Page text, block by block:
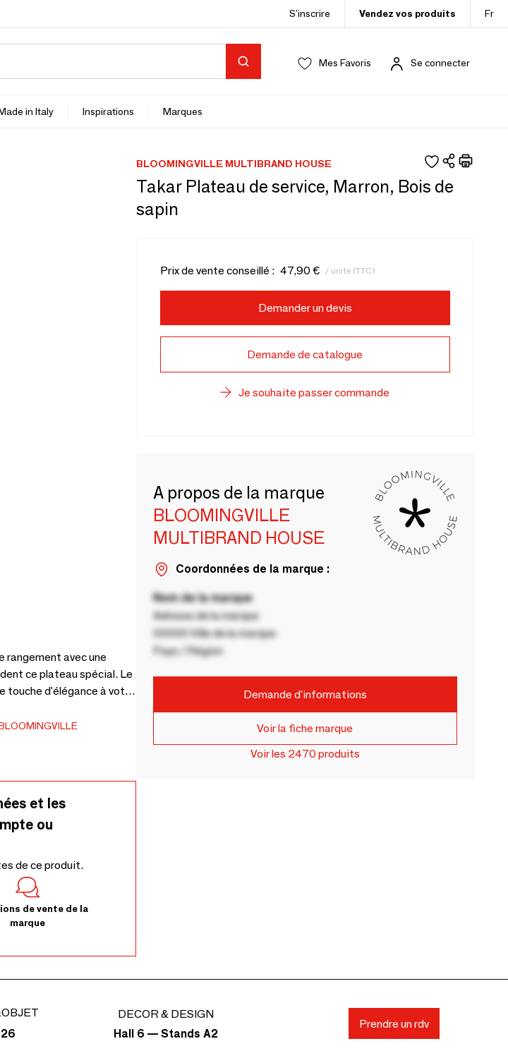
S’inscrire Vendez vos produits Fr
Mes Favoris Se connecter
in Italy Inspirations Marques
rangement avec une
ce plateau spécial. Le
touche d'élégance à votre
cm
et les
ou
de ce produit.
de vente de la
marque
BLOOMINGVILLE MULTIBRAND HOUSE
Takar Plateau de service, Marron, Bois de
sapin
Prix de vente conseillé : 47,90 € / unité (TTC)
Demander un devis
Demande de catalogue
Je souhaite passer commande
A propos de la marque
BLOOMINGVILLE
MULTIBRAND HOUSE
Coordonnées de la marque :
Nom de la marque
Adresse de la marque
00000 Ville de la marque
Pays / Région
Demande d'informations
Voir la fiche marque
Voir les 2470 produits
DECOR & DESIGN
Hall 6 — Stands A2
Prendre un rdv